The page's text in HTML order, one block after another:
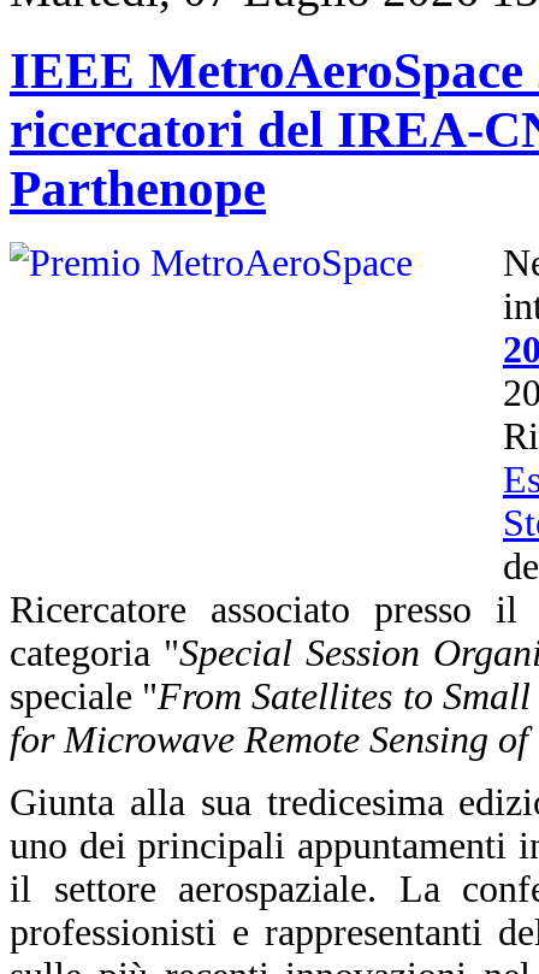
IEEE
ricercatori del IREA-
Parthenope
Ricercatore associato presso
categoria "Special Session
speciale "From Satellites to
for Microwave Remote Sensing
Giunta alla sua tredicesima
uno dei principali appuntamenti
il settore aerospaziale. La
professionisti e rappresentanti